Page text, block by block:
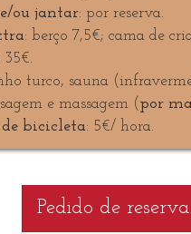
ou jantar: por reserva.
: berço 7,5€; cama de
turco, sauna
e massagem (por
bicicleta: 5€/ hora.
Pedido de reserva